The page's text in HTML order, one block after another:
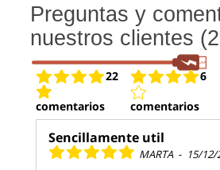
Preguntas y
nuestros clientes
22
comentarios
6
comentarios
Sencillamente util
MARTA - 15/12/